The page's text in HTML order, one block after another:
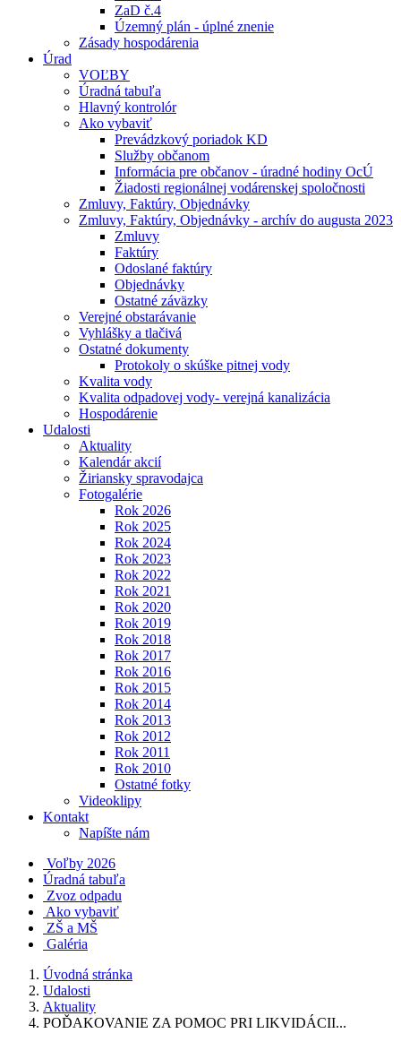
ZaD č.4
Územný plán - úplné znenie
Zásady hospodárenia
Úrad
VOĽBY
Úradná tabuľa
Hlavný kontrolór
Ako vybaviť
Prevádzkový poriadok KD
Služby občanom
Informácia pre občanov - úradné hodiny OcÚ
Žiadosti regionálnej vodárenskej spoločnosti
Zmluvy, Faktúry, Objednávky
Zmluvy, Faktúry, Objednávky - archív do augusta 2023
Zmluvy
Faktúry
Odoslané faktúry
Objednávky
Ostatné záväzky
Verejné obstarávanie
Vyhlášky a tlačivá
Ostatné dokumenty
Protokoly o skúške pitnej vody
Kvalita vody
Kvalita odpadovej vody- verejná kanalizácia
Hospodárenie
Udalosti
Aktuality
Kalendár akcií
Žiriansky spravodajca
Fotogalérie
Rok 2026
Rok 2025
Rok 2024
Rok 2023
Rok 2022
Rok 2021
Rok 2020
Rok 2019
Rok 2018
Rok 2017
Rok 2016
Rok 2015
Rok 2014
Rok 2013
Rok 2012
Rok 2011
Rok 2010
Ostatné fotky
Videoklipy
Kontakt
Napíšte nám
Voľby 2026
Úradná tabuľa
Zvoz odpadu
Ako vybaviť
ZŠ a MŠ
Galéria
Úvodná stránka
Udalosti
Aktuality
POĎAKOVANIE ZA POMOC PRI LIKVIDÁCII...